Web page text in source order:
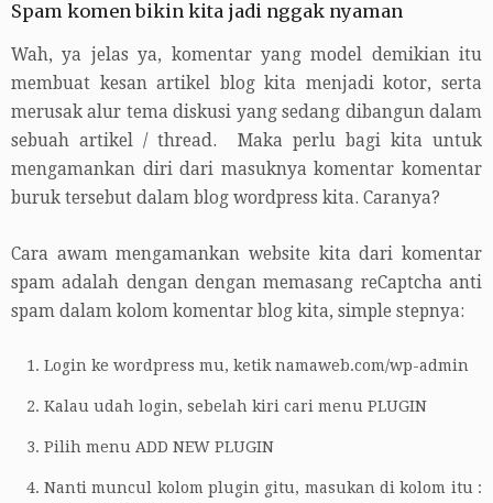
Spam komen bikin kita jadi nggak nyaman
Wah, ya jelas ya, komentar yang model demikian itu
membuat kesan artikel blog kita menjadi kotor, serta
merusak alur tema diskusi yang sedang dibangun dalam
sebuah artikel / thread. Maka perlu bagi kita untuk
mengamankan diri dari masuknya komentar komentar
buruk tersebut dalam blog wordpress kita. Caranya?
Cara awam mengamankan website kita dari komentar
spam adalah dengan dengan memasang reCaptcha anti
spam dalam kolom komentar blog kita, simple stepnya:
Login ke wordpress mu, ketik namaweb.com/wp-admin
Kalau udah login, sebelah kiri cari menu PLUGIN
Pilih menu ADD NEW PLUGIN
Nanti muncul kolom plugin gitu, masukan di kolom itu :